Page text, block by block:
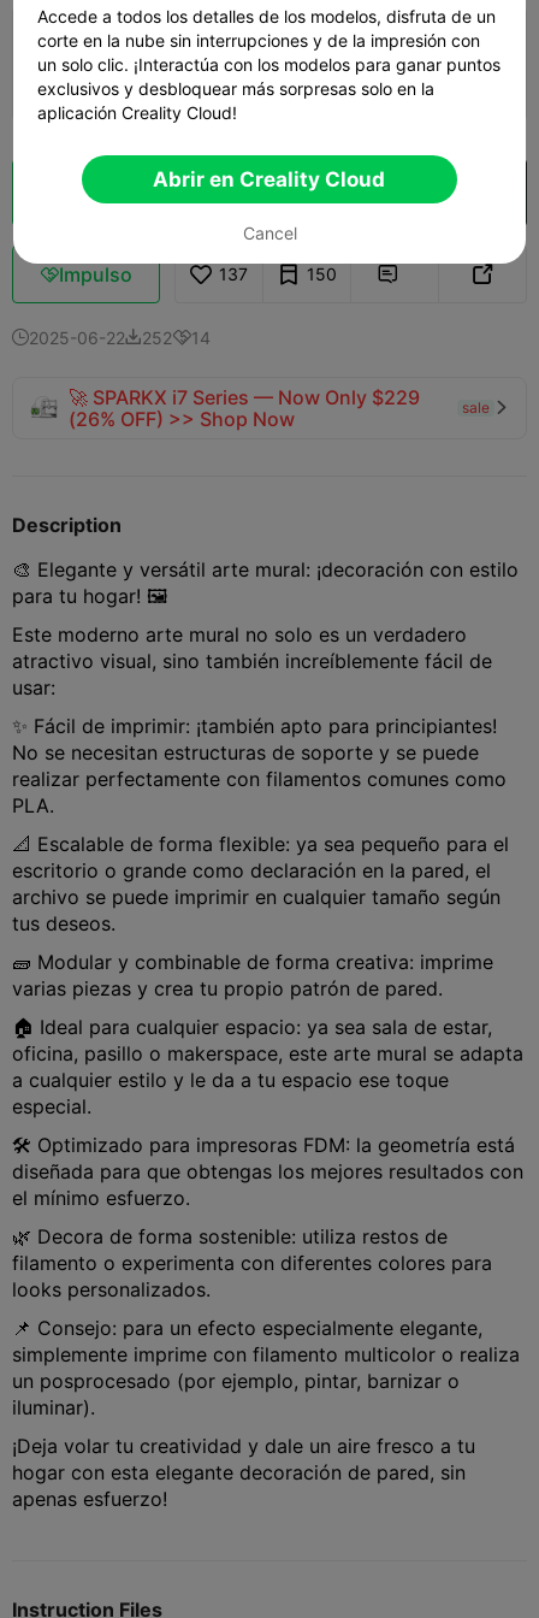
0.2mm layer, 2 walls, 15% infill
02h 02m 1 plates  71.06g
Laminador en la nube Abrir en Creality Cloud
Impulso 137 150  
2025-06-2225214
🚀 SPARKX i7 Series — Now Only $229
(26% OFF) >> Shop Now
sale 
Description
🎨 Elegante y versátil arte mural: ¡decoración con estilo
para tu hogar! 🖼️
Este moderno arte mural no solo es un verdadero
atractivo visual, sino también increíblemente fácil de
usar:
✨ Fácil de imprimir: ¡también apto para principiantes!
No se necesitan estructuras de soporte y se puede
realizar perfectamente con filamentos comunes como
PLA.
📐 Escalable de forma flexible: ya sea pequeño para el
escritorio o grande como declaración en la pared, el
archivo se puede imprimir en cualquier tamaño según
tus deseos.
🧱 Modular y combinable de forma creativa: imprime
varias piezas y crea tu propio patrón de pared.
🏠 Ideal para cualquier espacio: ya sea sala de estar,
oficina, pasillo o makerspace, este arte mural se adapta
a cualquier estilo y le da a tu espacio ese toque
especial.
🛠️ Optimizado para impresoras FDM: la geometría está
diseñada para que obtengas los mejores resultados con
el mínimo esfuerzo.
🌿 Decora de forma sostenible: utiliza restos de
filamento o experimenta con diferentes colores para
looks personalizados.
📌 Consejo: para un efecto especialmente elegante,
simplemente imprime con filamento multicolor o realiza
un posprocesado (por ejemplo, pintar, barnizar o
iluminar).
¡Deja volar tu creatividad y dale un aire fresco a tu
hogar con esta elegante decoración de pared, sin
apenas esfuerzo!
Instruction Files
Accede a todos los detalles de los modelos, disfruta de un
corte en la nube sin interrupciones y de la impresión con
un solo clic. ¡Interactúa con los modelos para ganar puntos
exclusivos y desbloquear más sorpresas solo en la
aplicación Creality Cloud!
Abrir en Creality Cloud
Cancel